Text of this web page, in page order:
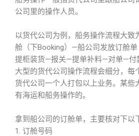
公司里的操作人员。
以货代公司为例，船务操作流程大
舱（下Booking）—船公司发放订舱
提柜装货—报关—提单补料—对单—付
大型的货代公司操作流程会细分，每
货代公司一个人打包以上业务。某些
有海运和船务操作的。
拿到船公司的订舱单，主要核对下以
1. 订舱号码